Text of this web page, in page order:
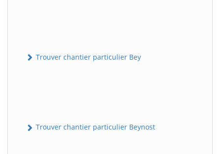
Trouver chantier particulier Bey
Trouver chantier particulier Beynost